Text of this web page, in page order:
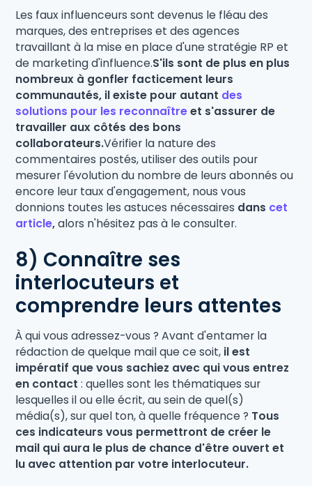
Les faux influenceurs sont devenus le fléau des
marques, des entreprises et des agences
travaillant à la mise en place d'une stratégie RP et
de marketing d'influence.S'ils sont de plus en plus
nombreux à gonfler facticement leurs
communautés, il existe pour autant des
solutions pour les reconnaîtreet s'assurer de
travailler aux côtés des bons
collaborateurs.Vérifier la nature des
commentaires postés, utiliser des outils pour
mesurer l'évolution du nombre de leurs abonnés ou
encore leur taux d'engagement, nous vous
donnions toutes les astuces nécessaires dans cet
article,alors n'hésitez pas à le consulter.
8) Connaître ses
interlocuteurs et
comprendre leurs attentes
À qui vous adressez-vous ? Avant d'entamer la
rédaction de quelque mail que ce soit, il est
impératif que vous sachiez avec qui vous entrez
en contact : quelles sont les thématiques sur
lesquelles il ou elle écrit, au sein de quel(s)
média(s), sur quel ton, à quelle fréquence ? Tous
ces indicateurs vous permettront de créer le
mail qui aura le plus de chance d'être ouvert et
lu avec attention par votre interlocuteur.